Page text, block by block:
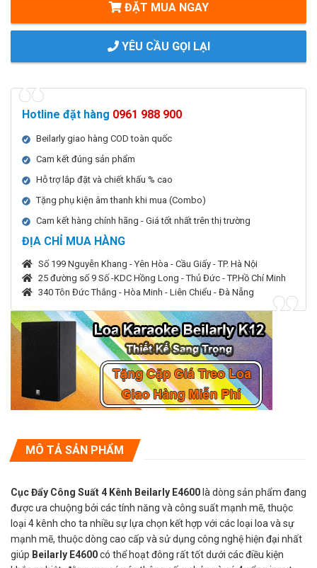
ĐẶT MUA NGAY
YÊU CẦU GỌI LẠI
Hotline đặt hàng 0961 988 900
Beilarly giao hàng COD toàn quốc
Cam kết đúng sản phẩm
Hỗ trợ lắp đặt và chiết khấu % cao
Tặng phụ kiện âm thanh khi mua (Combo)
Cam kết hàng chính hãng - Giá tốt nhất trên thị trường
ĐỊA CHỈ MUA HÀNG
Số 199 Nguyễn Khang - Yên Hòa - Cầu Giấy - TP. Hà Nội
25 đường số 9 Số -KDC Hồng Long - Thủ Đức - TP.Hồ Chí Minh
340 Tôn Đức Thắng - Hòa Minh - Liên Chiểu - Đà Nẵng
MÔ TẢ SẢN PHẨM
Cục Đẩy Công Suất 4 Kênh Beilarly E4600 là dòng sản phẩm đang
được ưa chuộng bởi các tính năng và công suất mạnh mẽ, thuộc
loại 4 kênh cho ta nhiều sự lựa chọn kết hợp với các loại loa và sự
mạnh mẽ, thuộc dòng cao cấp và sử dụng công nghệ hiện đại nhất
giúp Beilarly E4600có thể hoạt đông rất tốt dưới các điều kiện